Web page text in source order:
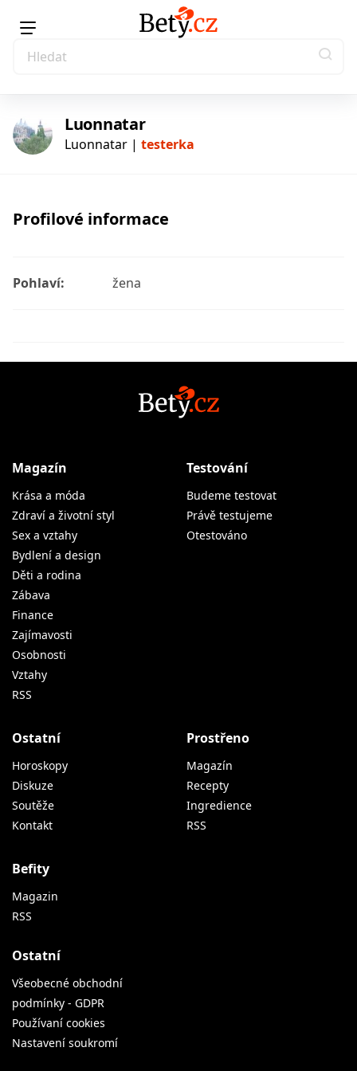
Luonnatar
Luonnatar | testerka
Profilové informace
Pohlaví: žena
Magazín
Krása a móda
Zdraví a životní styl
Sex a vztahy
Bydlení a design
Děti a rodina
Zábava
Finance
Zajímavosti
Osobnosti
Vztahy
RSS
Testování
Budeme testovat
Právě testujeme
Otestováno
Ostatní
Horoskopy
Diskuze
Soutěže
Kontakt
Prostřeno
Magazín
Recepty
Ingredience
RSS
Befity
Magazin
RSS
Ostatní
Všeobecné obchodní
podmínky - GDPR
Používaní cookies
Nastavení soukromí